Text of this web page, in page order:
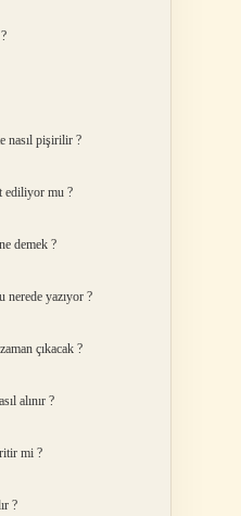
nasıl pişirilir ?
ediliyor mu ?
demek ?
nerede yazıyor ?
çıkacak ?
alınır ?
mi ?
?